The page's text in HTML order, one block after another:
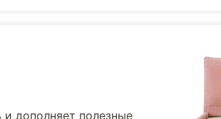
дополняет полезные